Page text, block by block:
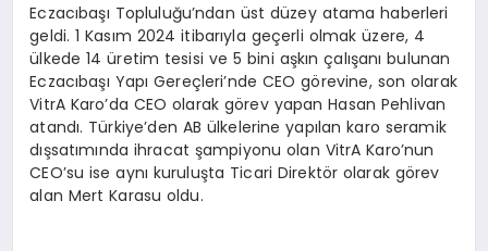
Eczacıbaşı Topluluğu’ndan üst düzey atama haberleri
geldi. 1 Kasım 2024 itibarıyla geçerli olmak üzere, 4
ülkede 14 üretim tesisi ve 5 bini aşkın çalışanı bulunan
Eczacıbaşı Yapı Gereçleri’nde CEO görevine, son olarak
VitrA Karo’da CEO olarak görev yapan Hasan Pehlivan
atandı. Türkiye’den AB ülkelerine yapılan karo seramik
dışsatımında ihracat şampiyonu olan VitrA Karo’nun
CEO’su ise aynı kuruluşta Ticari Direktör olarak görev
alan Mert Karasu oldu.